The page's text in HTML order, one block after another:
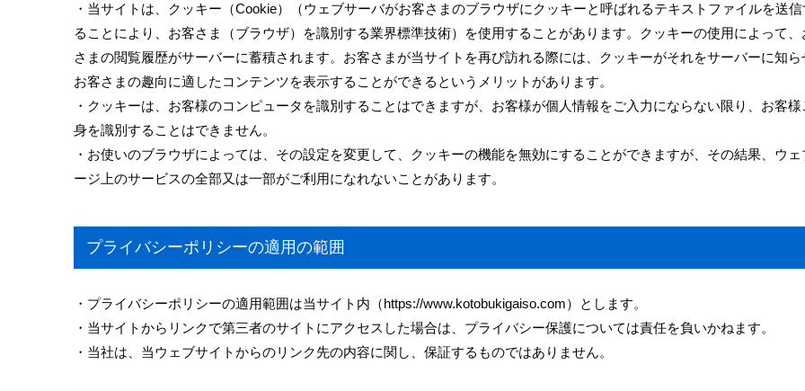
・当サイトは、クッキー（Cookie）（ウェブサーバがお客さまのブラウザにクッキーと呼ばれるテキストファイルを送信
ることにより、お客さま（ブラウザ）を識別する業界標準技術）を使用することがあります。クッキーの使用によって、
さまの閲覧履歴がサーバーに蓄積されます。お客さまが当サイトを再び訪れる際には、クッキーがそれをサーバーに知ら
お客さまの趣向に適したコンテンツを表示することができるというメリットがあります。
・クッキーは、お客様のコンピュータを識別することはできますが、お客様が個人情報をご入力にならない限り、お客様
身を識別することはできません。
・お使いのブラウザによっては、その設定を変更して、クッキーの機能を無効にすることができますが、その結果、ウェ
ージ上のサービスの全部又は一部がご利用になれないことがあります。
プライバシーポリシーの適用の範囲
・プライバシーポリシーの適用範囲は当サイト内（https://www.kotobukigaiso.com）とします。
・当サイトからリンクで第三者のサイトにアクセスした場合は、プライバシー保護については責任を負いかねます。
・当社は、当ウェブサイトからのリンク先の内容に関し、保証するものではありません。